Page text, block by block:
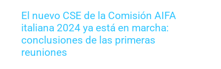
El nuevo CSE de la Comisión AIFA
italiana 2024 ya está en marcha:
conclusiones de las primeras
reuniones